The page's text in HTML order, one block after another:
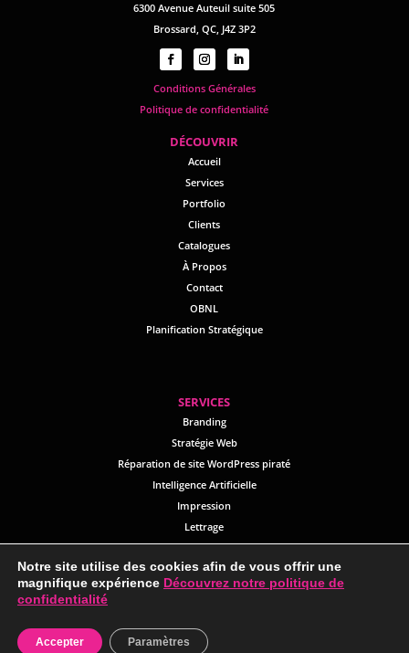
6300 Avenue Auteuil suite 505
Brossard, QC, J4Z 3P2
Conditions Générales
Politique de confidentialité
DÉCOUVRIR
Accueil
Services
Portfolio
Clients
Catalogues
À Propos
Contact
OBNL
Planification Stratégique
SERVICES
Branding
Stratégie Web
Réparation de site WordPress piraté
Intelligence Artificielle
Impression
Lettrage
Vêtements Personnalisés
Objets Promotionnels
Notre site utilise des cookies afin de vous offrir une
magnifique expérience Découvrez notre politique de
confidentialité
Accepter Paramètres